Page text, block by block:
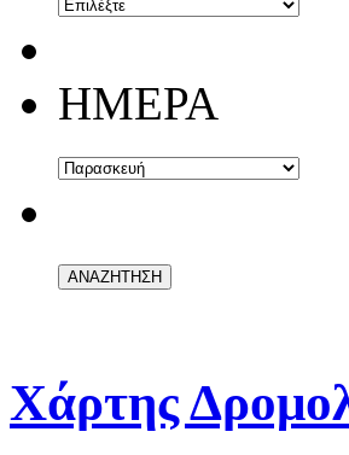
ΗΜΕΡΑ
Χάρτης